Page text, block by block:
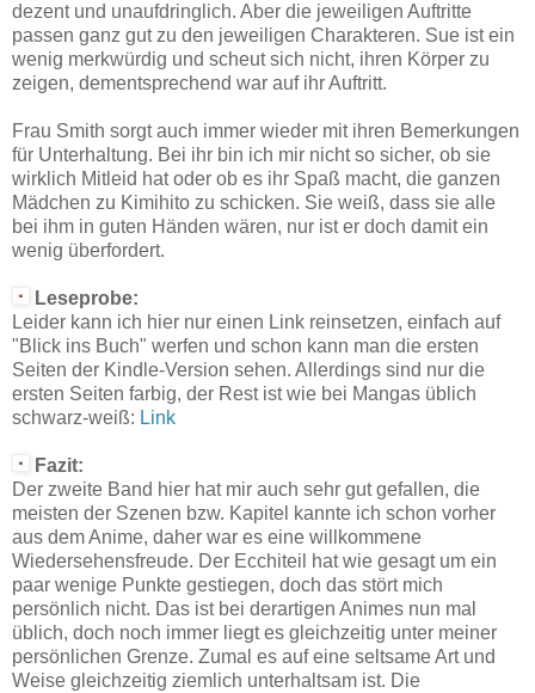
dezent und unaufdringlich. Aber die jeweiligen Auftritte
passen ganz gut zu den jeweiligen Charakteren. Sue ist ein
wenig merkwürdig und scheut sich nicht, ihren Körper zu
zeigen, dementsprechend war auf ihr Auftritt.
Frau Smith sorgt auch immer wieder mit ihren Bemerkungen
für Unterhaltung. Bei ihr bin ich mir nicht so sicher, ob sie
wirklich Mitleid hat oder ob es ihr Spaß macht, die ganzen
Mädchen zu Kimihito zu schicken. Sie weiß, dass sie alle
bei ihm in guten Händen wären, nur ist er doch damit ein
wenig überfordert.
Leseprobe:
Leider kann ich hier nur einen Link reinsetzen, einfach auf
"Blick ins Buch" werfen und schon kann man die ersten
Seiten der Kindle-Version sehen. Allerdings sind nur die
ersten Seiten farbig, der Rest ist wie bei Mangas üblich
schwarz-weiß: Link
Fazit:
Der zweite Band hier hat mir auch sehr gut gefallen, die
meisten der Szenen bzw. Kapitel kannte ich schon vorher
aus dem Anime, daher war es eine willkommene
Wiedersehensfreude. Der Ecchiteil hat wie gesagt um ein
paar wenige Punkte gestiegen, doch das stört mich
persönlich nicht. Das ist bei derartigen Animes nun mal
üblich, doch noch immer liegt es gleichzeitig unter meiner
persönlichen Grenze. Zumal es auf eine seltsame Art und
Weise gleichzeitig ziemlich unterhaltsam ist. Die